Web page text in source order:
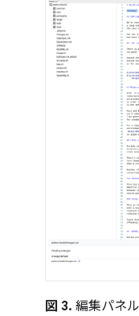
図 3. 編集パネ